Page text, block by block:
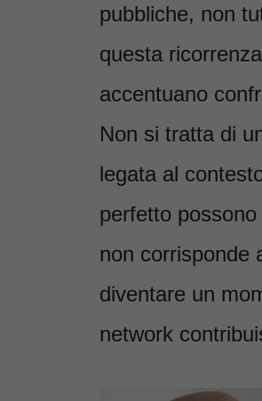
pubbliche, non
questa
accentuano
Non si tratta di
legata al
perfetto
non corrisponde
diventare un
network